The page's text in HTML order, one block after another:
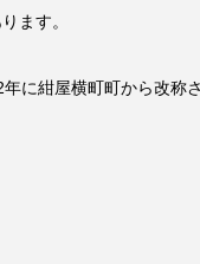
ます。
に紺屋横町町から改称